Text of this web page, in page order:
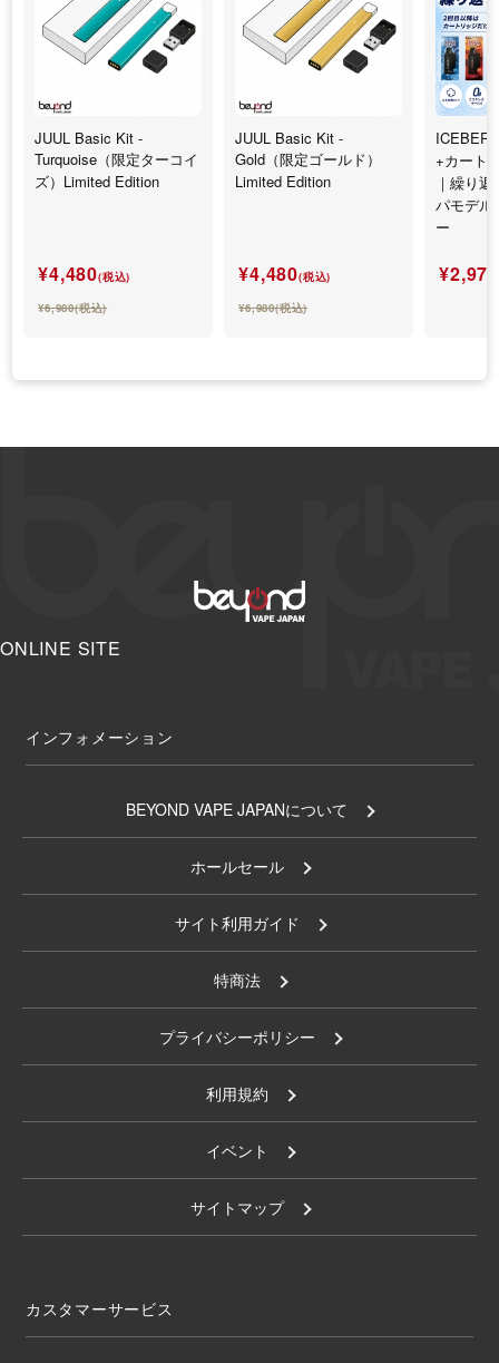
JUUL Basic Kit -
Turquoise（限定ターコイ
ズ）Limited Edition
¥4,480(税込)
¥6,980(税込)
JUUL Basic Kit -
Gold（限定ゴールド）
Limited Edition
¥4,480(税込)
¥6,980(税込)
+カート
｜繰り
パモデル
ー
¥2,970
ONLINE SITE
インフォメーション
BEYOND VAPE JAPANについて
ホールセール
サイト利用ガイド
特商法
プライバシーポリシー
利用規約
イベント
サイトマップ
カスタマーサービス